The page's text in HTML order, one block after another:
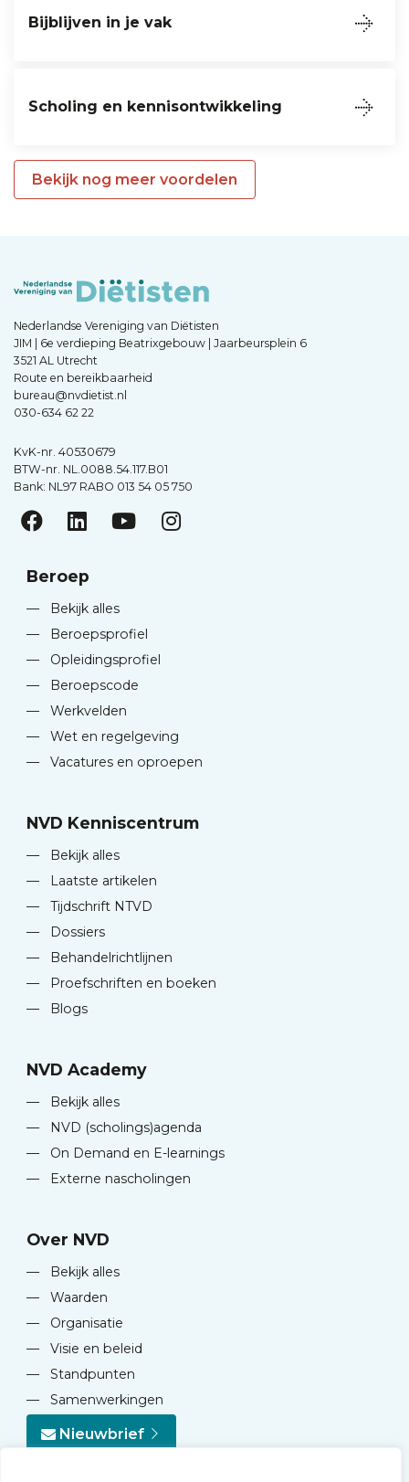
Bijblijven in je vak
Scholing en kennisontwikkeling
Bekijk nog meer voordelen
Nederlandse Vereniging van Diëtisten
JIM | 6e verdieping Beatrixgebouw | Jaarbeursplein 6
3521 AL Utrecht
Route en bereikbaarheid
bureau@nvdietist.nl
030-634 62 22
KvK-nr. 40530679
BTW-nr. NL.0088.54.117.B01
Bank: NL97 RABO 013 54 05 750
Beroep
—
Bekijk alles
—
Beroepsprofiel
—
Opleidingsprofiel
—
Beroepscode
—
Werkvelden
—
Wet en regelgeving
—
Vacatures en oproepen
NVD Kenniscentrum
—
Bekijk alles
—
Laatste artikelen
—
Tijdschrift NTVD
—
Dossiers
—
Behandelrichtlijnen
—
Proefschriften en boeken
—
Blogs
NVD Academy
—
Bekijk alles
—
NVD (scholings)agenda
—
On Demand en E-learnings
—
Externe nascholingen
Over NVD
—
Bekijk alles
—
Waarden
—
Organisatie
—
Visie en beleid
—
Standpunten
—
Samenwerkingen
Nieuwbrief